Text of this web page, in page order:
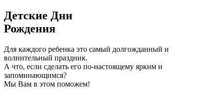
Детские Дни
Рождения
Для каждого ребенка это самый долгожданный и
волнительный праздник.
А что, если сделать его по-настоящему ярким и
запоминающимся?
Мы Вам в этом поможем!